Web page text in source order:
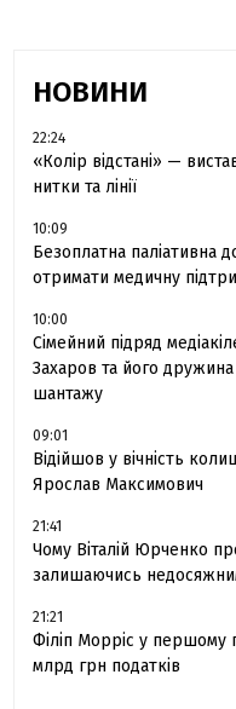
НОВИНИ
22:24
«Колір відстані» —
нитки та лінії
10:09
Безоплатна паліативна
отримати медичну
10:00
Сімейний підряд
Захаров та його
шантажу
09:01
Відійшов у вічність
Ярослав Максимович
21:41
Чому Віталій Юрченко
залишаючись
21:21
Філіп Морріс у першому
млрд грн податків